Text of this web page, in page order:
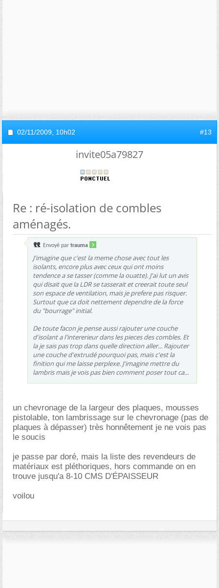
02/11/2009, 10h02 #13
invite05a79827
Re : ré-isolation de combles
aménagés.
Envoyé par trauma
J'imagine que c'est la meme chose avec tout les
isolants, encore plus avec ceux qui ont moins
tendence a se tasser (comme la ouatte). J'ai lut un avis
qui disait que la LDR se tasserait et creerait toute seul
son espace de ventilation, mais je prefere pas risquer.
Surtout que ca doit nettement dependre de la force
du "bourrage" initial.
De toute facon je pense aussi rajouter une couche
d'isolant a l'intererieur dans les pieces des combles. Et
la je sais pas trop dans quelle direction aller... Rajouter
une couche d'extrudé pourquoi pas, mais c'est la
finition qui me laisse perplexe. J'imagine mettre du
lambris mais je vois pas bien comment poser tout ca...
un chevronage de la largeur des plaques, mousses
pistolable, ton lambrissage sur le chevronage (pas de
plaques à dépasser) très honnêtement je ne vois pas
le soucis
je passe par doré, mais la liste des revendeurs de
matériaux est pléthoriques, hors commande on en
trouve jusqu'a 8-10 CMS D'ÉPAISSEUR
voilou